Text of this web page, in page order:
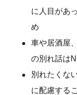
に人目があ
め
車や居酒屋
の別れ話は
別れたくな
に配慮する